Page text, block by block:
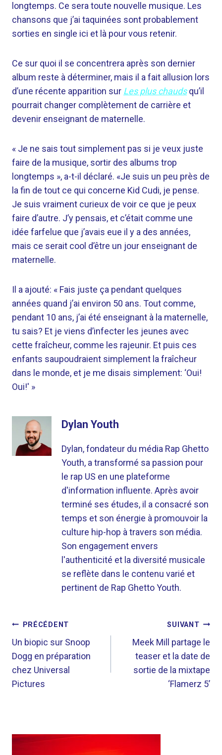
longtemps. Ce sera toute nouvelle musique. Les
chansons que j’ai taquinées sont probablement
sorties en single ici et là pour vous retenir.
Ce sur quoi il se concentrera après son dernier
album reste à déterminer, mais il a fait allusion lors
d’une récente apparition sur Les plus chaudsqu’il
pourrait changer complètement de carrière et
devenir enseignant de maternelle.
« Je ne sais tout simplement pas si je veux juste
faire de la musique, sortir des albums trop
longtemps », a-t-il déclaré. «Je suis un peu près de
la fin de tout ce qui concerne Kid Cudi, je pense.
Je suis vraiment curieux de voir ce que je peux
faire d’autre. J’y pensais, et c’était comme une
idée farfelue que j’avais eue il y a des années,
mais ce serait cool d’être un jour enseignant de
maternelle.
Il a ajouté: « Fais juste ça pendant quelques
années quand j’ai environ 50 ans. Tout comme,
pendant 10 ans, j’ai été enseignant à la maternelle,
tu sais? Et je viens d’infecter les jeunes avec
cette fraîcheur, comme les rajeunir. Et puis ces
enfants saupoudraient simplement la fraîcheur
dans le monde, et je me disais simplement: ‘Oui!
Oui!' »
Dylan Youth
Dylan, fondateur du média Rap Ghetto
Youth, a transformé sa passion pour
le rap US en une plateforme
d'information influente. Après avoir
terminé ses études, il a consacré son
temps et son énergie à promouvoir la
culture hip-hop à travers son média.
Son engagement envers
l'authenticité et la diversité musicale
se reflète dans le contenu varié et
pertinent de Rap Ghetto Youth.
NAVIGATION
DE
L’ARTICLE
PRÉCÉDENT
Un biopic sur Snoop
Dogg en préparation
chez Universal
Pictures
SUIVANT
Meek Mill partage le
teaser et la date de
sortie de la mixtape
‘Flamerz 5’